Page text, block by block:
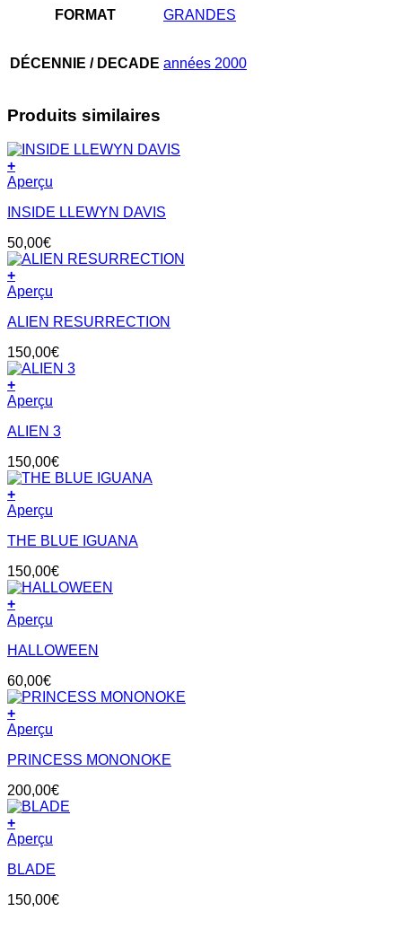
FORMAT GRANDES
DÉCENNIE / DECADE années 2000
Produits similaires
+
Aperçu
INSIDE LLEWYN DAVIS
50,00€
+
Aperçu
ALIEN RESURRECTION
150,00€
+
Aperçu
ALIEN 3
150,00€
+
Aperçu
THE BLUE IGUANA
150,00€
+
Aperçu
HALLOWEEN
60,00€
+
Aperçu
PRINCESS MONONOKE
200,00€
+
Aperçu
BLADE
150,00€